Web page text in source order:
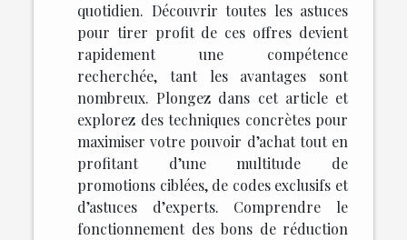
quotidien. Découvrir toutes les astuces
pour tirer profit de ces offres devient
rapidement une compétence
recherchée, tant les avantages sont
nombreux. Plongez dans cet article et
explorez des techniques concrètes pour
maximiser votre pouvoir d’achat tout en
profitant d’une multitude de
promotions ciblées, de codes exclusifs et
d’astuces d’experts. Comprendre le
fonctionnement des bons de réduction